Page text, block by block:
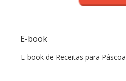
E-book
E-book de Receitas para Páscoa